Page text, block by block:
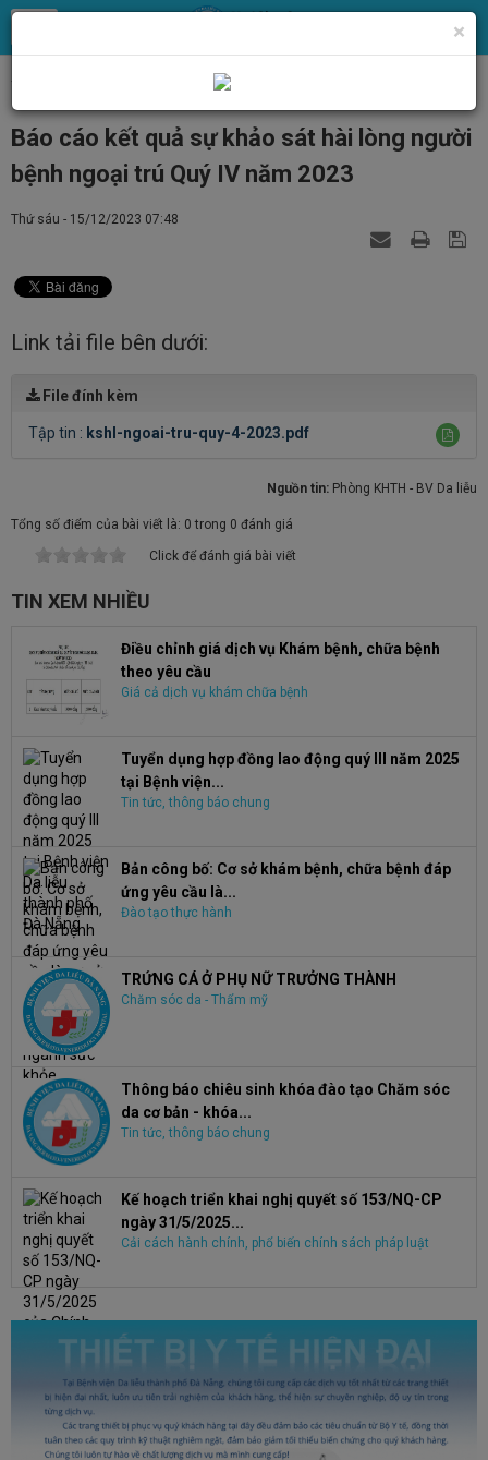
Tin y tế
Báo cáo kết quả sự khảo sát hài lòng người
bệnh ngoại trú Quý IV năm 2023
Thứ sáu - 15/12/2023 07:48
Link tải file bên dưới:
File đính kèm
Tập tin : kshl-ngoai-tru-quy-4-2023.pdf
Nguồn tin: Phòng KHTH - BV Da liễu
Tổng số điểm của bài viết là: 0 trong 0 đánh giá
Click để đánh giá bài viết
TIN XEM NHIỀU
Điều chỉnh giá dịch vụ Khám bệnh, chữa bệnh
theo yêu cầu
Giá cả dịch vụ khám chữa bệnh
Tuyển dụng hợp đồng lao động quý III năm 2025
tại Bệnh viện...
Tin tức, thông báo chung
Bản công bố: Cơ sở khám bệnh, chữa bệnh đáp
ứng yêu cầu là...
Đào tạo thực hành
TRỨNG CÁ Ở PHỤ NỮ TRƯỞNG THÀNH
Chăm sóc da - Thẩm mỹ
Thông báo chiêu sinh khóa đào tạo Chăm sóc
da cơ bản - khóa...
Tin tức, thông báo chung
Kế hoạch triển khai nghị quyết số 153/NQ-CP
ngày 31/5/2025...
Cải cách hành chính, phổ biến chính sách pháp luật
×